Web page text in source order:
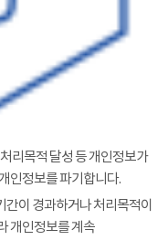
리목적 달성 등 개인정보가
인정보를 파기합니다.
이 경과하거나 처리목적이
개인정보를 계속